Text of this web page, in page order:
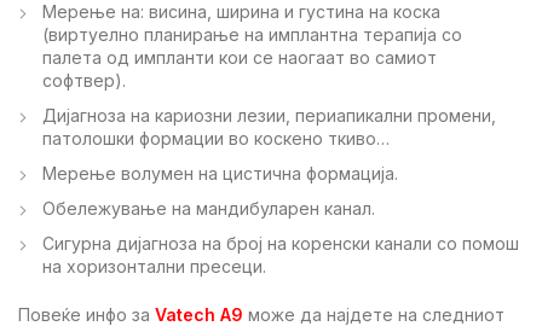
Мерење на: висина, ширина и густина на коска
(виртуелно планирање на имплантна терапија со
палета од импланти кои се наогаат во самиот
софтвер).
Дијагноза на кариозни лезии, периапикални промени,
патолошки формации во коскено ткиво…
Мерење волумен на цистична формација.
Обележување на мандибуларен канал.
Сигурна дијагноза на број на коренски канали со помош
на хоризонтални пресеци.
Повеќе инфо за Vatech А9 може да најдете на следниот